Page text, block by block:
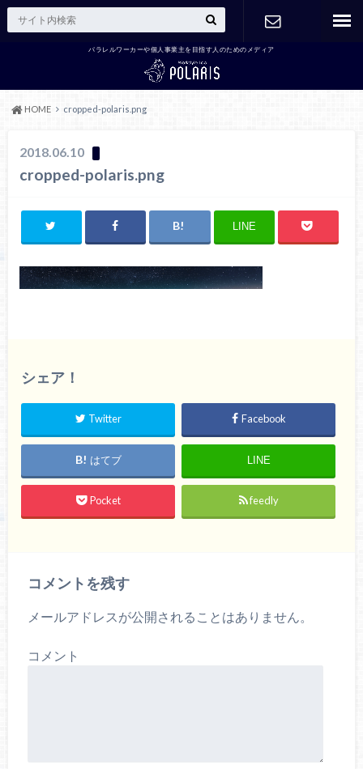
パラレルワーカーや個人事業主を目指す人のためのメディア
HOME cropped-polaris.png
2018.06.10
cropped-polaris.png
LINE
シェア！
Twitter Facebook
はてブ LINE
Pocket feedly
コメントを残す
メールアドレスが公開されることはありません。
コメント